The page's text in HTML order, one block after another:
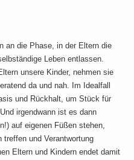
an die Phase, in der Eltern die
Leben entlassen.
unsere Kinder, nehmen sie
da und nah. Im Idealfall
und Rückhalt, um Stück für
irgendwann ist es dann
auf eigenen Füßen stehen,
treffen und Verantwortung
Eltern und Kindern endet damit